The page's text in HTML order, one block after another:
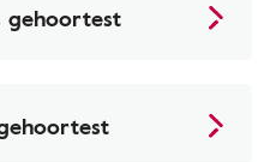
gehoortest